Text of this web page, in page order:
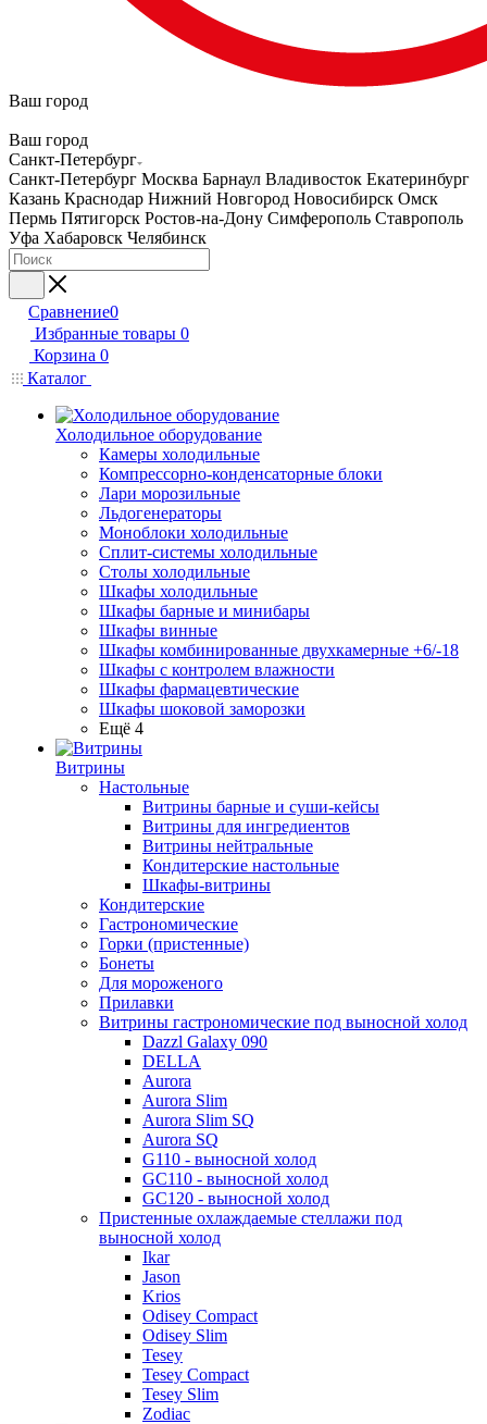
Ваш город
Ваш город
Санкт-Петербург
Санкт-Петербург Москва Барнаул Владивосток Екатеринбург
Казань Краснодар Нижний Новгород Новосибирск Омск
Пермь Пятигорск Ростов-на-Дону Симферополь Ставрополь
Уфа Хабаровск Челябинск
Сравнение0
Избранные товары 0
Корзина 0
Каталог
Холодильное оборудование
Камеры холодильные
Компрессорно-конденсаторные блоки
Лари морозильные
Льдогенераторы
Моноблоки холодильные
Сплит-системы холодильные
Столы холодильные
Шкафы холодильные
Шкафы барные и минибары
Шкафы винные
Шкафы комбинированные двухкамерные +6/-18
Шкафы с контролем влажности
Шкафы фармацевтические
Шкафы шоковой заморозки
Ещё 4
Витрины
Настольные
Витрины барные и суши-кейсы
Витрины для ингредиентов
Витрины нейтральные
Кондитерские настольные
Шкафы-витрины
Кондитерские
Гастрономические
Горки (пристенные)
Бонеты
Для мороженого
Прилавки
Витрины гастрономические под выносной холод
Dazzl Galaxy 090
DELLA
Aurora
Aurora Slim
Aurora Slim SQ
Aurora SQ
G110 - выносной холод
GC110 - выносной холод
GC120 - выносной холод
Пристенные охлаждаемые стеллажи под
выносной холод
Ikar
Jason
Krios
Odisey Compact
Odisey Slim
Tesey
Tesey Compact
Tesey Slim
Zodiac